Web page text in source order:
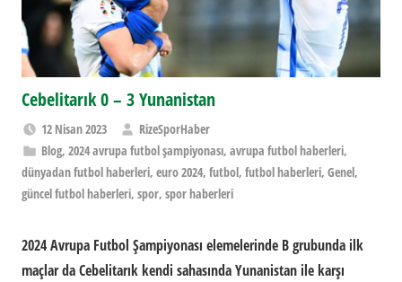
Cebelitarık 0 – 3 Yunanistan
12 Nisan 2023
RizeSporHaber
Blog,2024 avrupa futbol şampiyonası,avrupa futbol haberleri,
dünyadan futbol haberleri, euro 2024, futbol, futbol haberleri, Genel,
güncel futbol haberleri, spor, spor haberleri
2024 Avrupa Futbol Şampiyonası elemelerinde B grubunda ilk
maçlar da Cebelitarık kendi sahasında Yunanistan ile karşı